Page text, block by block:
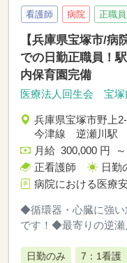
看護師 病院 正職員
【兵庫県宝塚市/
での日勤正職員！
内保育園完備
医療法人回生会 宝塚
兵庫県宝塚市野上
今津線 逆瀬川駅
月給 300,000 円 ～
正看護師
日勤
病院における医療
◆循環器・心臓に強い
です！◆最寄りの逆瀬
日勤のみ 7：1看護